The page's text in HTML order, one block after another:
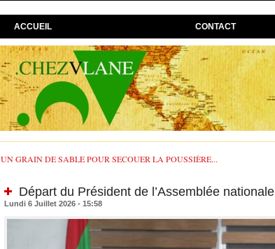
ACCUEIL CONTACT
UN GRAIN DE SABLE POUR SECOUER LA POUSSIÈRE...
Départ du Président de l’Assemblée
Lundi 6 Juillet 2026 - 15:58